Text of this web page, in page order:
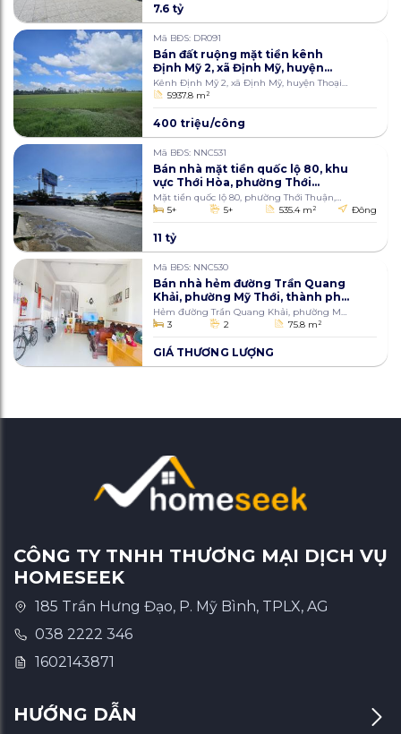
7.6 tỷ
Mã BĐS: DR091
Bán đất ruộng mặt tiền kênh
Định Mỹ 2, xã Định Mỹ, huyện
Thoại Sơn, An Giang 5937.8m2
Kênh Định Mỹ 2, xã Định Mỹ, huyện Thoại
Sơn5937.8 m2
400 triệu/công
Mã BĐS: NNC531
Bán nhà mặt tiền quốc lộ 80, khu
vực Thới Hòa, phường Thới
Thuận, quận Thốt Nốt, thành
phố Cần Thơ 535.4m2
Mặt tiền quốc lộ 80, phường Thới Thuận,
quận Thốt Nốt, Cần Thơ
5+ 5+ 535.4 m2 Đông
11 tỷ
Mã BĐS: NNC530
Bán nhà hẻm đường Trần Quang
Khải, phường Mỹ Thới, thành phố
Long Xuyên, An Giang 75.8m2
Hẻm đường Trần Quang Khải, phường Mỹ
Thới, thành phố Long Xuyên
3 2 75.8 m2
GIÁ THƯƠNG LƯỢNG
CÔNG TY TNHH THƯƠNG MẠI DỊCH VỤ
HOMESEEK
185 Trần Hưng Đạo, P. Mỹ Bình, TPLX, AG
038 2222 346
1602143871
HƯỚNG DẪN